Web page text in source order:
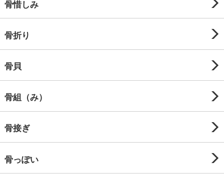
骨惜しみ
骨折り
骨貝
骨組（み）
骨接ぎ
骨っぽい